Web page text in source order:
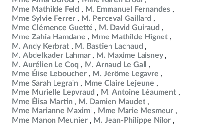
Mme Mathilde Feld
M. Emmanuel Fernandes
Mme Sylvie Ferrer
M. Perceval Gaillard
Mme Clémence Guetté
M. David Guiraud
Mme Zahia Hamdane
Mme Mathilde Hignet
M. Andy Kerbrat
M. Bastien Lachaud
M. Abdelkader Lahmar
M. Maxime Laisney
M. Aurélien Le Coq
M. Arnaud Le Gall
Mme Élise Leboucher
M. Jérôme Legavre
Mme Sarah Legrain
Mme Claire Lejeune
Mme Murielle Lepvraud
M. Antoine Léaument
Mme Élisa Martin
M. Damien Maudet
Mme Marianne Maximi
Mme Marie Mesmeur
Mme Manon Meunier
M. Jean-Philippe Nilor